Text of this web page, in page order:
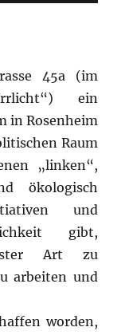
45a (im
ein
in Rosenheim
Raum
„linken“,
ökologisch
und
gibt,
Art zu
arbeiten und
worden,